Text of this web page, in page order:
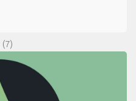
(7)